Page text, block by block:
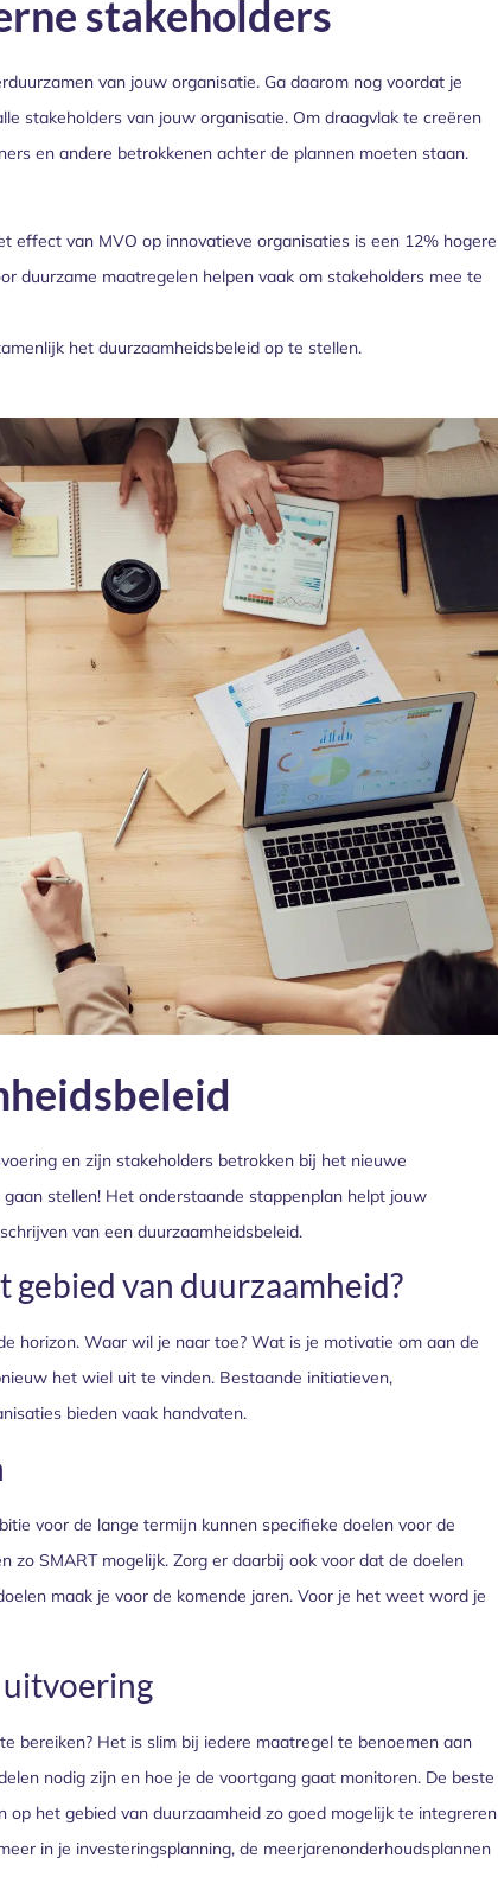
stakeholders
van jouw organisatie. Ga daarom nog voordat je
stakeholders van jouw organisatie. Om draagvlak te creëren
en andere betrokkenen achter de plannen moeten staan.
effect van MVO op innovatieve organisaties is een 12% hogere
duurzame maatregelen helpen vaak om stakeholders mee te
het duurzaamheidsbeleid op te stellen.
en zijn stakeholders betrokken bij het nieuwe
stellen! Het onderstaande stappenplan helpt jouw
van een duurzaamheidsbeleid.
gebied van duurzaamheid?
horizon. Waar wil je naar toe? Wat is je motivatie om aan de
het wiel uit te vinden. Bestaande initiatieven,
bieden vaak handvaten.
voor de lange termijn kunnen specifieke doelen voor de
zo SMART mogelijk. Zorg er daarbij ook voor dat de doelen
maak je voor de komende jaren. Voor je het weet word je
uitvoering
bereiken? Het is slim bij iedere maatregel te benoemen aan
nodig zijn en hoe je de voortgang gaat monitoren. De beste
het gebied van duurzaamheid zo goed mogelijk te integreren
in je investeringsplanning, de meerjarenonderhoudsplannen